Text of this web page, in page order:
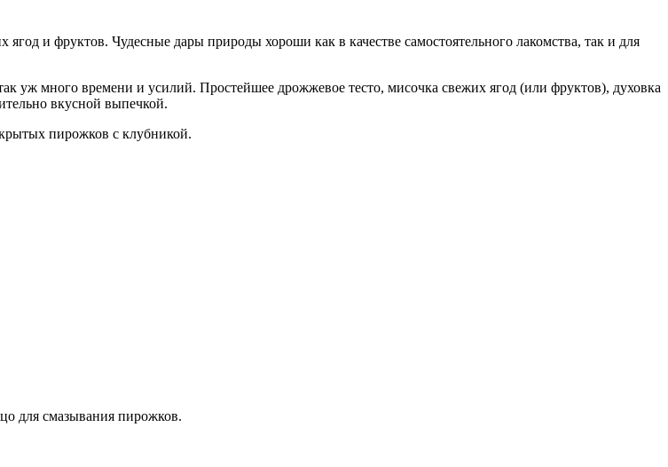
и фруктов. Чудесные дары природы хороши как в качестве самостоятельного лакомства, так и для
уж много времени и усилий. Простейшее дрожжевое тесто, мисочка свежих ягод (или фруктов), духовка
вкусной выпечкой.
пирожков с клубникой.
для смазывания пирожков.